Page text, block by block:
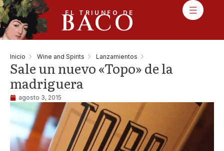
EL TRIUNFO DE
BACO
Inicio Wine and Spirits Lanzamientos
Sale un nuevo «Topo» de la
madriguera
agosto 3, 2015